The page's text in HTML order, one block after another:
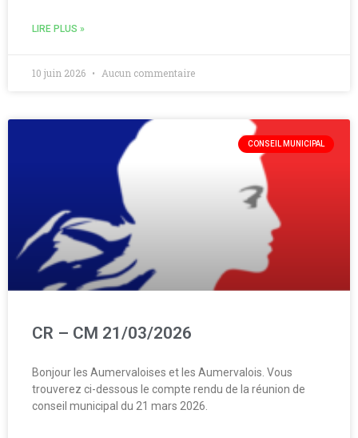
LIRE PLUS »
10 juin 2026 Aucun commentaire
CONSEIL MUNICIPAL
CR – CM 21/03/2026
Bonjour les Aumervaloises et les Aumervalois. Vous
trouverez ci-dessous le compte rendu de la réunion de
conseil municipal du 21 mars 2026.